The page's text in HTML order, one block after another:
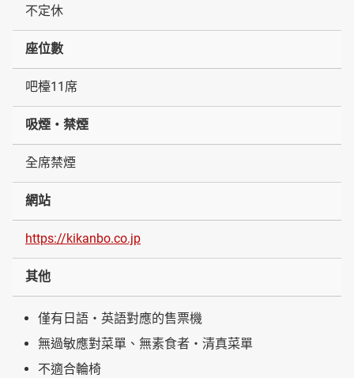
不定休
座位數
吧檯11席
吸煙・禁煙
全席禁煙
網站
https://kikanbo.co.jp
其他
僅有日語・英語對應的售票機
無過敏應對菜單、無素食者・清真菜單
不適合輪椅